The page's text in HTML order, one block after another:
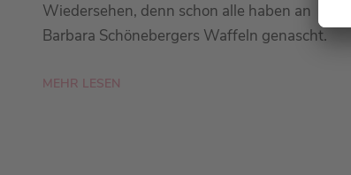
Wiedersehen, denn schon alle haben an
Barbara Schönebergers Waffeln genascht.
MEHR LESEN